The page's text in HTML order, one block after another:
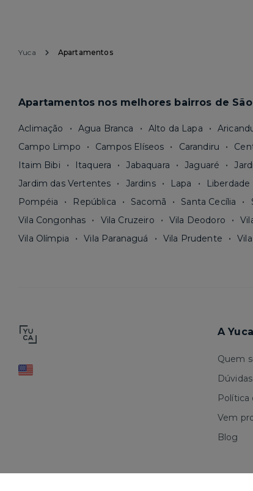
Yuca Apartamentos
Apartamentos nos melhores bairros de
Aclimação Agua Branca Alto da Lapa
Campo Limpo
Campos Elíseos Carandiru
Itaim Bibi
Itaquera Jabaquara Jaguaré
Jardim das Vertentes
Jardins Lapa Liberdade
Pompéia
República Sacomã Santa Cecília
Vila Congonhas
Vila Cruzeiro Vila Deodoro
Vila Olímpia
Vila Paranaguá Vila Prudente
A Yuca
Quem
Política
Vem
Blog